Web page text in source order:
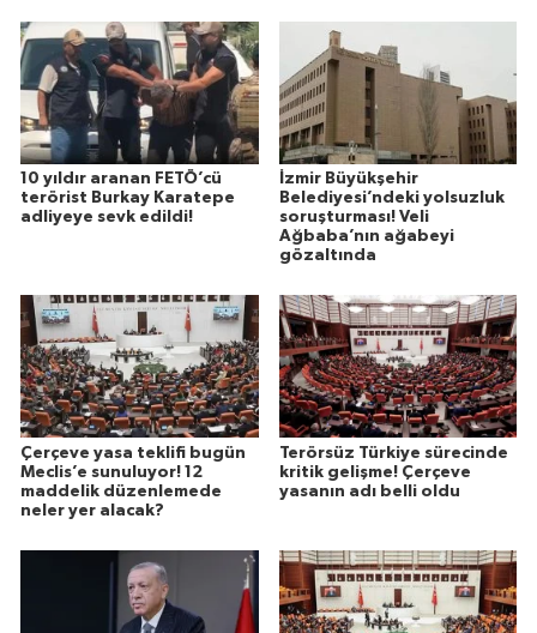
10 yıldır aranan FETÖ’cü
terörist Burkay Karatepe
adliyeye sevk edildi!
İzmir Büyükşehir
Belediyesi’ndeki yolsuzluk
soruşturması! Veli
Ağbaba’nın ağabeyi
gözaltında
Çerçeve yasa teklifi bugün
Meclis’e sunuluyor! 12
maddelik düzenlemede
neler yer alacak?
Terörsüz Türkiye sürecinde
kritik gelişme! Çerçeve
yasanın adı belli oldu